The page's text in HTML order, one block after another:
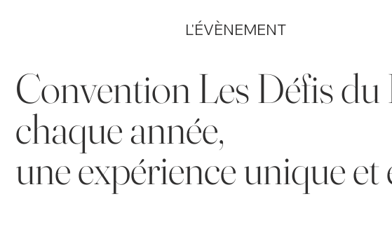
L'ÉVÈNEMENT
Convention Les Défis
chaque année,
une expérience unique